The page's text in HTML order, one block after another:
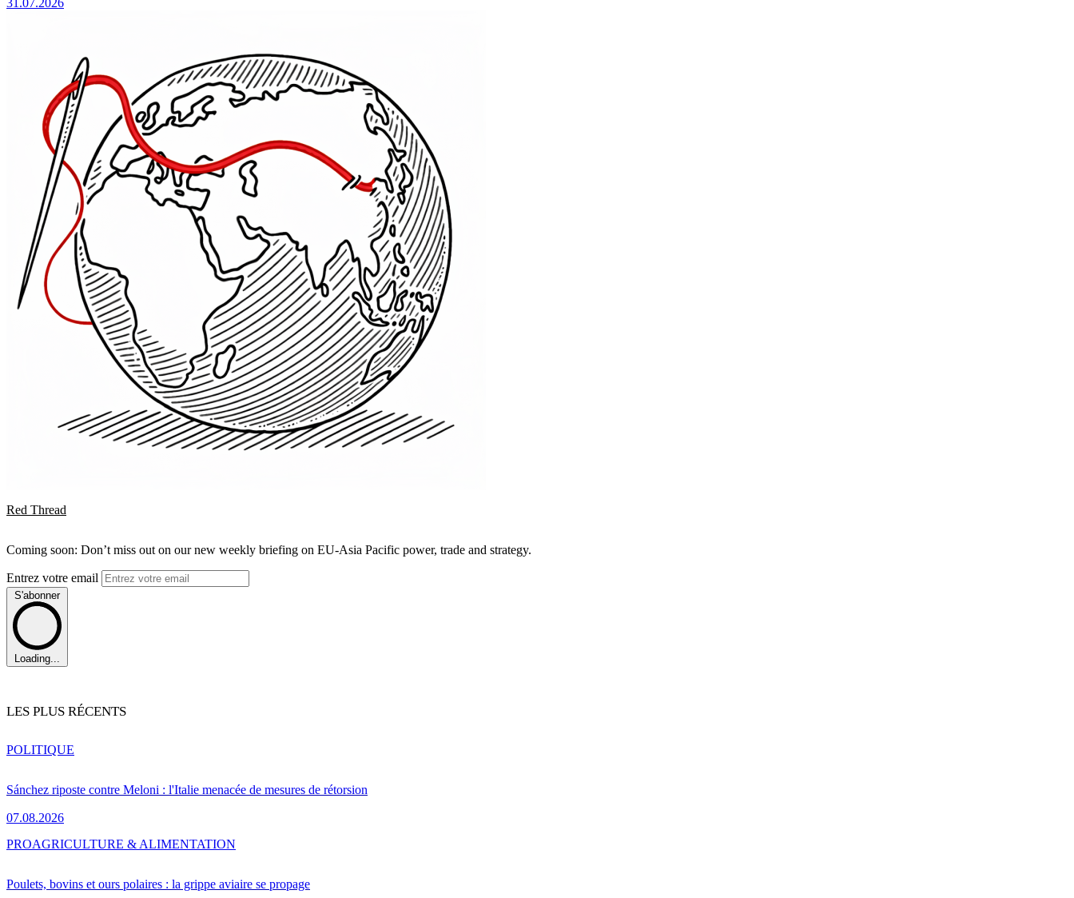
Red Thread
Coming soon: Don’t miss out on our new weekly briefing on EU-Asia Pacific power, trade and strategy.
Entrez votre email
S'abonner
Loading...
LES PLUS RÉCENTS
Sánchez riposte contre Meloni : l'Italie menacée de mesures de rétorsion
07.08.2026
POLITIQUE
Poulets, bovins et ours polaires : la grippe aviaire se propage
PROAGRICULTURE & ALIMENTATION